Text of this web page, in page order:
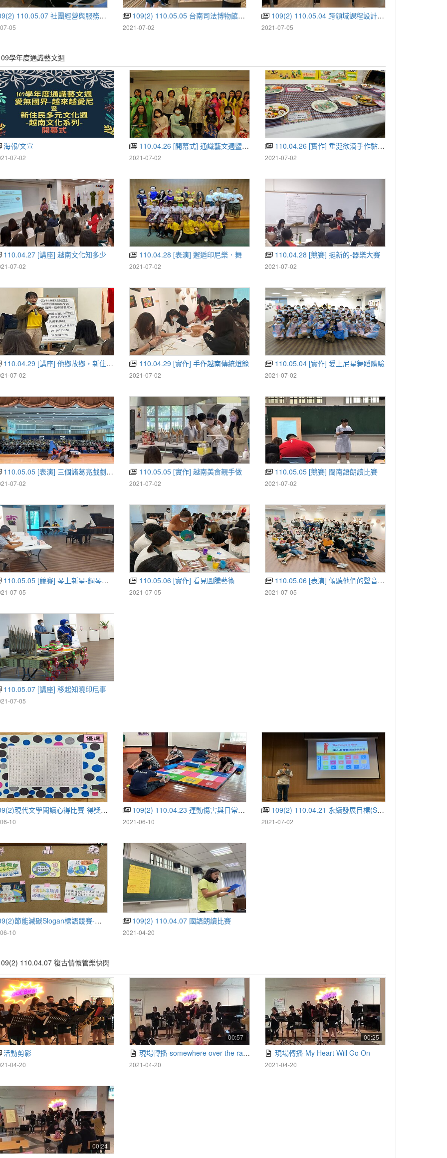
110.05.07 社團經營與服務學習戶外教學
05
109(2) 110.05.05 台南司法博物館參訪-第2梯
2021-07-02
109(2) 110.05.04 跨領域課程設計與教學
2021-07-05
學年度通識藝文週
海報/文宣
07-02
110.04.26 [開幕式] 通識藝文週暨新住民多元文化週
2021-07-02
110.04.26 [實作] 垂涎欲滴手作黏土美食
2021-07-02
110.04.27 [講座] 越南文化知多少
07-02
110.04.28 [表演] 邂逅印尼樂．舞
2021-07-02
110.04.28 [競賽] 挺新的-器樂大賽
2021-07-02
110.04.29 [講座] 他鄉故鄉，新住民的故事
07-02
110.04.29 [實作] 手作越南傳統燈籠
2021-07-02
110.05.04 [實作] 愛上尼星舞蹈體驗
2021-07-02
110.05.05 [表演] 三個諸葛亮戲劇表演及講座
07-02
110.05.05 [實作] 越南美食親手做
2021-07-02
110.05.05 [競賽] 閩南語朗讀比賽
2021-07-02
110.05.05 [競賽] 琴上新星-鋼琴比賽
07-05
110.05.06 [實作] 看見圖騰藝術
2021-07-05
110.05.06 [表演] 傾聽他們的聲音-舞蹈/肢體創作
2021-07-05
110.05.07 [講座] 移起知曉印尼事
07-05
現代文學閱讀心得比賽-得獎作品
10
109(2) 110.04.23 運動傷害與日常舒壓按摩
2021-06-10
109(2) 110.04.21 永續發展目標(SDGs)與校園永續
2021-07-02
節能減碳Slogan標語競賽-得獎作品
10
109(2) 110.04.07 國語朗讀比賽
2021-04-20
110.04.07 復古情懷管樂快閃
活動剪影
04-20
00:57
現場轉播-somewhere over the rainbow
2021-04-20
00:25
現場轉播-My Heart Will Go On
2021-04-20
00:24